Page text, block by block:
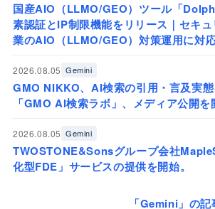
国産AIO（LLMO/GEO）ツール「
素認証とIP制限機能をリリース｜セキ
業のAIO（LLMO/GEO）対策運用に対
2026.08.05 Gemini
GMO NIKKO、AI検索の引用・言及実
「GMO AI検索ラボ」、メディア公開を
2026.08.05 Gemini
TWOSTONE&Sonsグループ会社
化型FDE」サービスの提供を開始。
「Gemini」の